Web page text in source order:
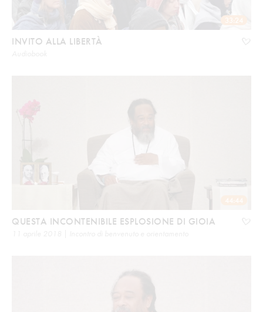
33:24
INVITO ALLA LIBERTÀ
44:44
QUESTA INCONTENIBILE ESPLOSIONE DI GIOIA